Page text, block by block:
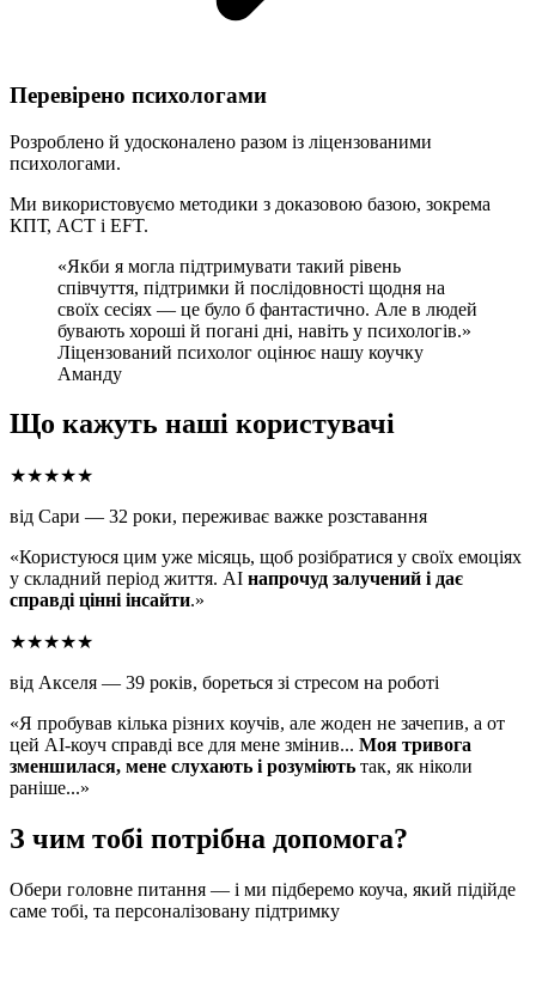
Перевірено психологами
Розроблено й удосконалено разом із ліцензованими
психологами.
Ми використовуємо методики з доказовою базою, зокрема
КПТ, ACT і EFT.
«Якби я могла підтримувати такий рівень
співчуття, підтримки й послідовності щодня на
своїх сесіях — це було б фантастично. Але в людей
бувають хороші й погані дні, навіть у психологів.»
Ліцензований психолог оцінює нашу коучку
Аманду
Що кажуть наші користувачі
★★★★★
від Сари — 32 роки, переживає важке розставання
«Користуюся цим уже місяць, щоб розібратися у своїх емоціях
у складний період життя. AI напрочуд залучений і дає
справді цінні інсайти.»
★★★★★
від Акселя — 39 років, бореться зі стресом на роботі
«Я пробував кілька різних коучів, але жоден не зачепив, а от
цей AI-коуч справді все для мене змінив... Моя тривога
зменшилася, мене слухають і розуміють так, як ніколи
раніше...»
З чим тобі потрібна допомога?
Обери головне питання — і ми підберемо коуча, який підійде
саме тобі, та персоналізовану підтримку